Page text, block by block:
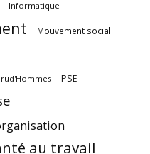
Informatique
Mouvement social
PSE
au travail